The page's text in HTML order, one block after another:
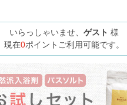
いらっしゃいませ、 ゲスト 様
現在0ポイントご利用可能です。